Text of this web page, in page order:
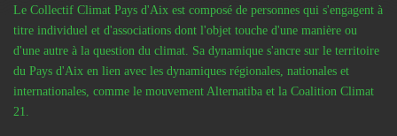
Le Collectif Climat Pays d'Aix est composé de personnes qui s'engagent à
titre individuel et d'associations dont l'objet touche d'une manière ou
d'une autre à la question du climat. Sa dynamique s'ancre sur le territoire
du Pays d'Aix en lien avec les dynamiques régionales, nationales et
internationales, comme le mouvement Alternatiba et la Coalition Climat
21.